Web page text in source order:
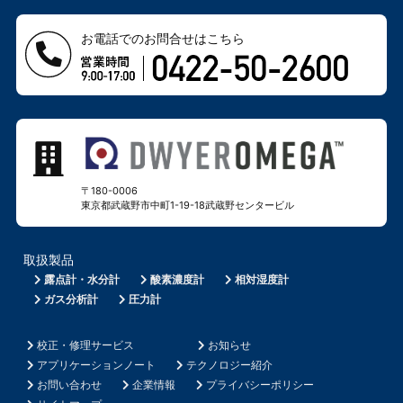
お電話でのお問合せはこちら
〒180-0006
東京都武蔵野市中町1-19-18武蔵野センタービル
取扱製品
露点計・水分計 酸素濃度計
相対湿度計
ガス分析計
圧力計
校正・修理サービス
お知らせ
アプリケーションノート
テクノロジー紹介
お問い合わせ
企業情報
プライバシーポリシー